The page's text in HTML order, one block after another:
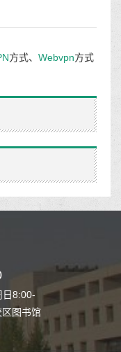
方式、 Webvpn方式
日8:00-
图书馆
人工服务时间
22:00（兴隆山